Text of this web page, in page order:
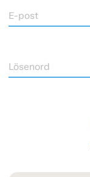
E-post
Lösenord